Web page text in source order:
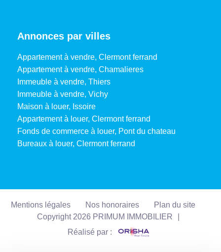
Annonces par villes
Appartement à vendre, Clermont ferrand
Appartement à vendre, Chamalieres
Immeuble à vendre, Thiers
Immeuble à vendre, Vichy
Maison à louer, Issoire
Appartement à louer, Clermont ferrand
Fonds de commerce à louer, Pont du chateau
Bureaux à louer, Clermont ferrand
Mentions légales Nos honoraires
Plan du site
Copyright 2026 PRIMUM IMMOBILIER
Réalisé par :